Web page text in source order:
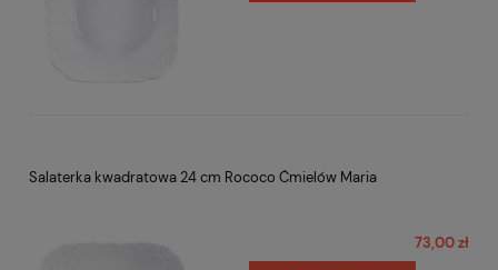
Salaterka kwadratowa 24 cm Rococo Ćmielów Maria
73,00 zł